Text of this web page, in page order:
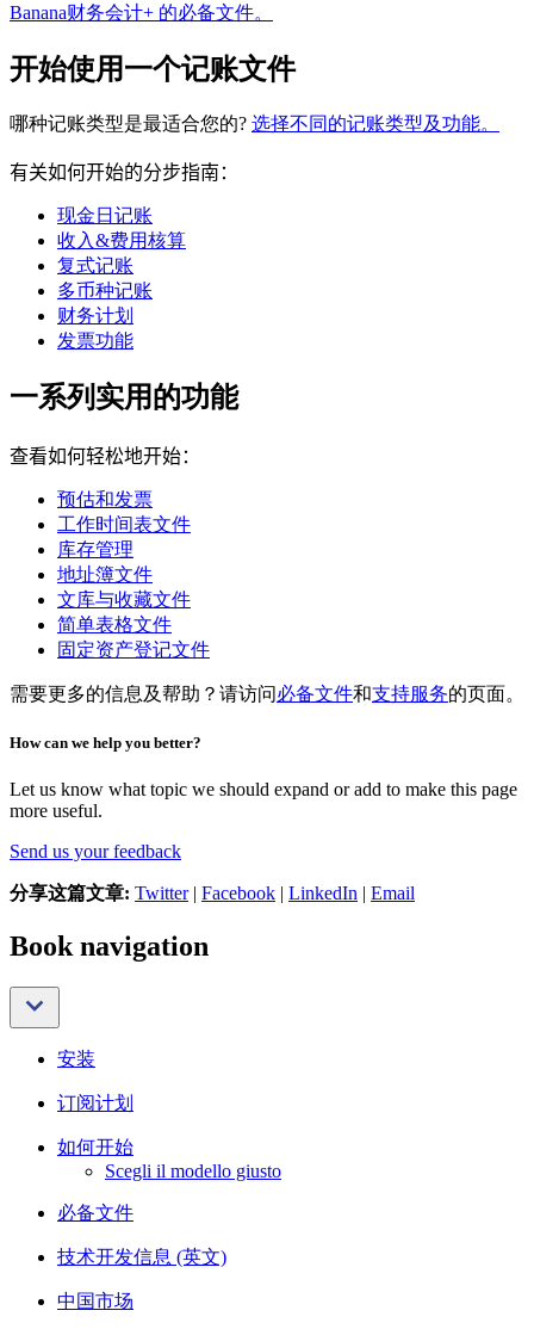
Banana财务会计+ 的必备文件。
开始使用一个记账文件
哪种记账类型是最适合您的? 选择不同的记账类型及功能。
有关如何开始的分步指南：
现金日记账
收入&费用核算
复式记账
多币种记账
财务计划
发票功能
一系列实用的功能
查看如何轻松地开始：
预估和发票
工作时间表文件
库存管理
地址簿文件
文库与收藏文件
简单表格文件
固定资产登记文件
需要更多的信息及帮助？请访问必备文件和支持服务的页面。
How can we help you better?
Let us know what topic we should expand or add to make this page
more useful.
Send us your feedback
分享这篇文章: Twitter| Facebook | LinkedIn | Email
Book navigation
安装
订阅计划
如何开始
Scegli il modello giusto
必备文件
技术开发信息 (英文)
中国市场